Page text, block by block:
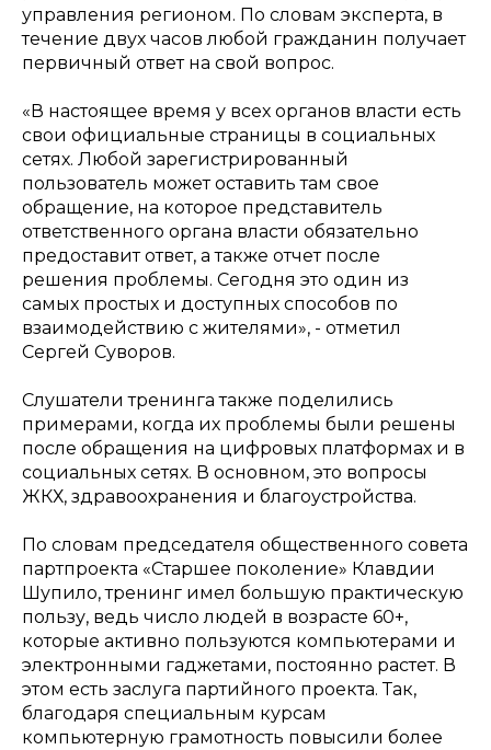
управления регионом. По словам эксперта, в
течение двух часов любой гражданин получает
первичный ответ на свой вопрос.
«В настоящее время у всех органов власти есть
свои официальные страницы в социальных
сетях. Любой зарегистрированный
пользователь может оставить там свое
обращение, на которое представитель
ответственного органа власти обязательно
предоставит ответ, а также отчет после
решения проблемы. Сегодня это один из
самых простых и доступных способов по
взаимодействию с жителями», - отметил
Сергей Суворов.
Слушатели тренинга также поделились
примерами, когда их проблемы были решены
после обращения на цифровых платформах и в
социальных сетях. В основном, это вопросы
ЖКХ, здравоохранения и благоустройства.
По словам председателя общественного совета
партпроекта «Старшее поколение» Клавдии
Шупило, тренинг имел большую практическую
пользу, ведь число людей в возрасте 60+,
которые активно пользуются компьютерами и
электронными гаджетами, постоянно растет. В
этом есть заслуга партийного проекта. Так,
благодаря специальным курсам
компьютерную грамотность повысили более